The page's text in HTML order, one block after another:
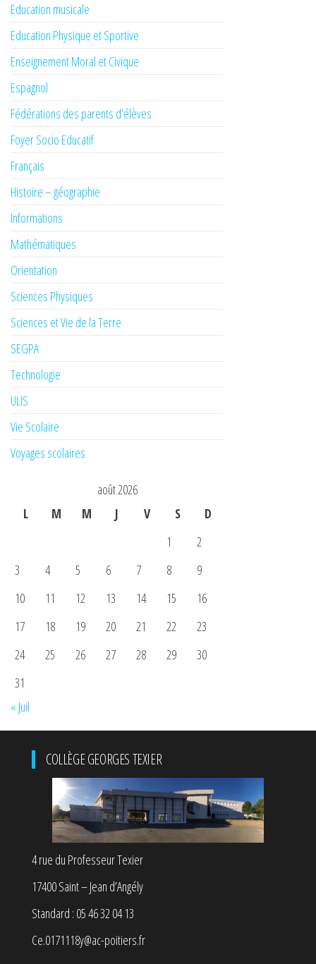
Education musicale
Education Physique et Sportive
Enseignement Moral et Civique
Espagnol
Fédérations des parents d’élèves
Foyer Socio Educatif
Français
Histoire – géographie
Informations
Mathématiques
Orientation
Sciences Physiques
Sciences et Vie de la Terre
SEGPA
Technologie
ULIS
Vie Scolaire
Voyages scolaires
août 2026
L
M M J V S
D
1
2
3
4 5 6 7 8
9
10
11 12 13 14 15
16
17
18 19 20 21 22
23
24
25 26 27 28 29
30
31
« Juil
COLLÈGE GEORGES TEXIER
4 rue du Professeur Texier
17400 Saint – Jean d’Angély
Standard : 05 46 32 04 13
Ce.0171118y@ac-poitiers.fr